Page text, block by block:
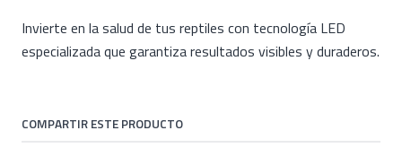
Invierte en la salud de tus reptiles con tecnología LED
especializada que garantiza resultados visibles y duraderos.
COMPARTIR ESTE PRODUCTO